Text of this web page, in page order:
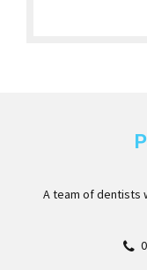
A team of dentists